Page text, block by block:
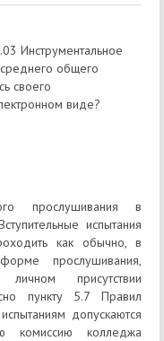
Инструментальное
общего
своего
виде?
прослушивания в
испытания
как обычно, в
прослушивания,
присутствии
пункту 5.7 Правил
допускаются
комиссию колледжа